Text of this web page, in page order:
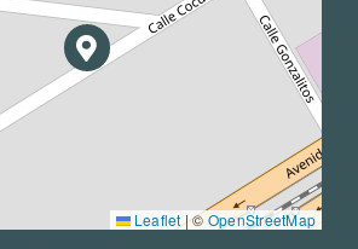
Leaflet |©OpenStreetMap